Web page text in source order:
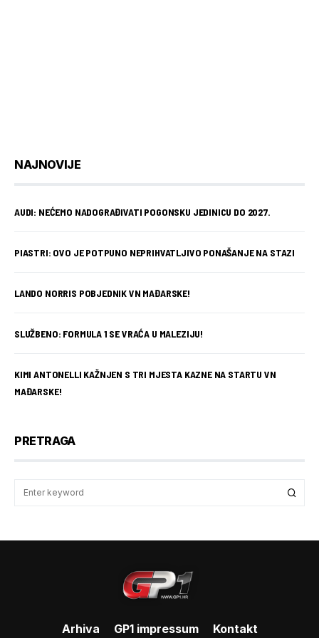
NAJNOVIJE
AUDI: NEĆEMO NADOGRAĐIVATI POGONSKU JEDINICU DO 2027.
PIASTRI: OVO JE POTPUNO NEPRIHVATLJIVO PONAŠANJE NA STAZI
LANDO NORRIS POBJEDNIK VN MAĐARSKE!
SLUŽBENO: FORMULA 1 SE VRAĆA U MALEZIJU!
KIMI ANTONELLI KAŽNJEN S TRI MJESTA KAZNE NA STARTU VN
MAĐARSKE!
PRETRAGA
Arhiva GP1 impressum Kontakt